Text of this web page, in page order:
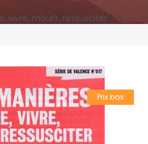
vivre, mourir, ressusciter
Prix bas